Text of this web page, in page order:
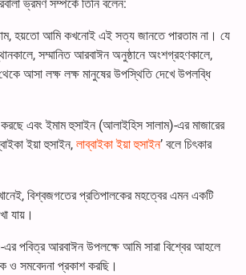
ভ্রমণ সম্পর্কে তিনি বলেন:
হয়তো আমি কখনোই এই সত্য জানতে পারতাম না। যে
সম্মানিত আরবাঈন অনুষ্ঠানে অংশগ্রহণকালে,
থেকে আসা লক্ষ লক্ষ মানুষের উপস্থিতি দেখে উপলব্ধি
এবং ইমাম হুসাইন (আলাইহিস সালাম)-এর মাজারের
ইয়া হুসাইন, লাব্বাইকা ইয়া হুসাইন’ বলে চিৎকার
বিশ্বজগতের প্রতিপালকের মহত্বের এমন একটি
যায়।
পবিত্র আরবাঈন উপলক্ষে আমি সারা বিশ্বের আহলে
ও সমবেদনা প্রকাশ করছি।